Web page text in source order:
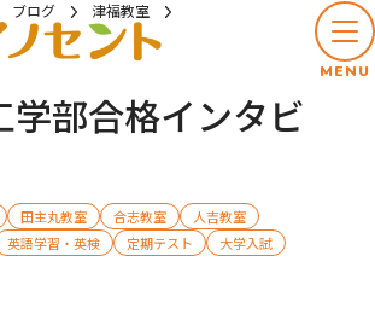
MENU
ブログ
津福教室
ビュー
学部合格インタビ
田主丸教室 合志教室
人吉教室
英語学習・英検 定期テスト
大学入試